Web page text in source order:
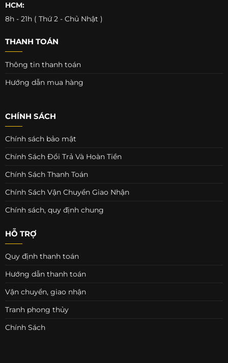
HCM:
8h - 21h ( Thứ 2 - Chủ Nhật )
THANH TOÁN
Thông tin thanh toán
Hướng dẫn mua hàng
CHÍNH SÁCH
Chính sách bảo mật
Chính Sách Đổi Trả Và Hoàn Tiền
Chính Sách Thanh Toán
Chính Sách Vận Chuyển Giao Nhận
Chính sách, quy định chung
HỖ TRỢ
Quy định thanh toán
Hướng dẫn thanh toán
Vận chuyển, giao nhận
Tranh phong thủy
Chính Sách